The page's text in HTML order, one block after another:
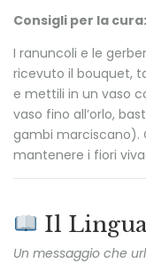
Consigli per la cura:
I ranuncoli e le
ricevuto il bouquet,
e mettili in un vaso
vaso fino all’orlo,
gambi marciscano).
mantenere i fiori
Il
Un messaggio che